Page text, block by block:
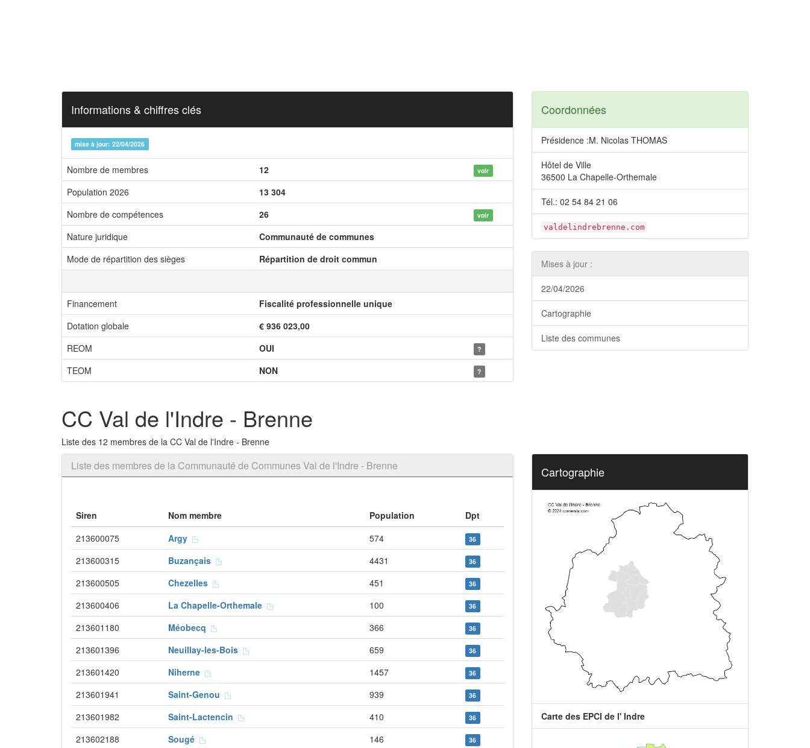
Informations & chiffres clés
mise à jour: 22/04/2026
Nombre de membres 12 voir
Population 2026
13 304
Nombre de compétences
26 voir
Nature juridique
Communauté de communes
Mode de répartition des sièges
Répartition de droit commun
Financement
Fiscalité professionnelle unique
Dotation globale
€ 936 023,00
REOM
OUI ?
TEOM NON ?
Coordonnées
Présidence :M. Nicolas THOMAS
Hôtel de Ville
36500 La Chapelle-Orthemale
Tél.: 02 54 84 21 06
valdelindrebrenne.com
Mises à jour :
22/04/2026
Cartographie
Liste des communes
CC Val de l'Indre - Brenne
Liste des 12 membres de la CC Val de l'Indre - Brenne
Liste des membres de la Communauté de Communes Val de l'Indre - Brenne
Siren Nom membre Population
Dpt
213600075
Argy 574 36
213600315 Buzançais 4431 36
213600505 Chezelles 451 36
213600406 La Chapelle-Orthemale 100 36
213601180 Méobecq 366 36
213601396 Neuillay-les-Bois 659 36
213601420 Niherne 1457 36
213601941 Saint-Genou 939 36
213601982 Saint-Lactencin 410 36
213602188 Sougé 146 36
Cartographie
Carte des EPCI de l' Indre